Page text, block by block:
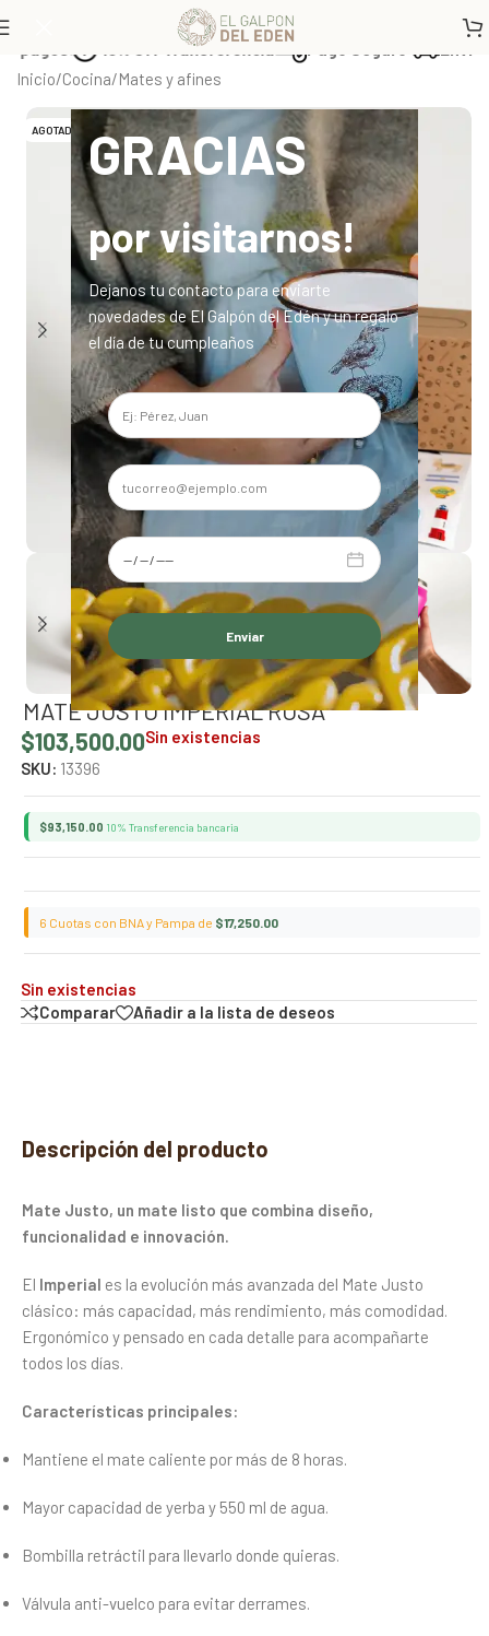
GRACIAS
por visitarnos!
Dejanos tu contacto para enviarte
novedades de El Galpón del Edén y un regalo
el día de tu cumpleaños
Alternative:
10% Off Transferencia
Inicio/Cocina/Mates y afines
AGOTADO
MATE JUSTO IMPERIAL ROSA
$103,500.00Sin existencias
SKU: 13396
$93,150.00 10% Transferencia bancaria
6 Cuotas con BNA y Pampa de $17,250.00
Sin existencias
Comparar
Añadir a la lista de deseos
Descripción del producto
Mate Justo, un mate listo que combina diseño,
funcionalidad e innovación.
El Imperial es la evolución más avanzada del Mate Justo
clásico: más capacidad, más rendimiento, más comodidad.
Ergonómico y pensado en cada detalle para acompañarte
todos los días.
Características principales:
Mantiene el mate caliente por más de 8 horas.
Mayor capacidad de yerba y 550 ml de agua.
Bombilla retráctil para llevarlo donde quieras.
Válvula anti-vuelco para evitar derrames.